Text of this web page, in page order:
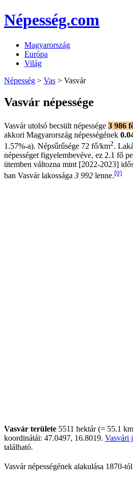
Népesség.com
Magyarország
Európa
Világ
Népesség > Vas > Vasvár
Vasvár népessége
Vasvár utolsó becsült népessége 3 986
akkori Magyarország népességének
1.57%-a). Népsűrűsége 72 fő/km2.
népességet figyelembevéve, ez 2.1 fő
ütemben változna mint [2022-2023]
ban Vasvár lakossága 3 992 lenne.[0]
Vasvár területe 5511 hektár (= 55.1
koordinátái: 47.0497, 16.8019. Vasvári
található.
Vasvár népességének alakulása 1870-